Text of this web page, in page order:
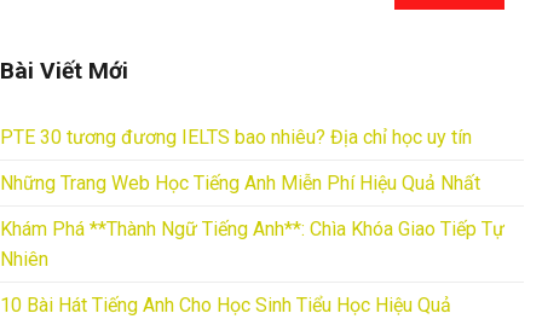
Bài Viết Mới
PTE 30 tương đương IELTS bao nhiêu? Địa chỉ học uy tín
Những Trang Web Học Tiếng Anh Miễn Phí Hiệu Quả Nhất
Khám Phá **Thành Ngữ Tiếng Anh**: Chìa Khóa Giao Tiếp Tự
Nhiên
10 Bài Hát Tiếng Anh Cho Học Sinh Tiểu Học Hiệu Quả